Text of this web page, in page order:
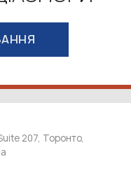
207, Торонто,